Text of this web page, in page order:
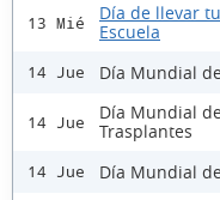
13 Mié
Día de llevar
Escuela
14 Jue Día Mundial
14 Jue
Día Mundial
Trasplantes
14 Jue Día Mundial